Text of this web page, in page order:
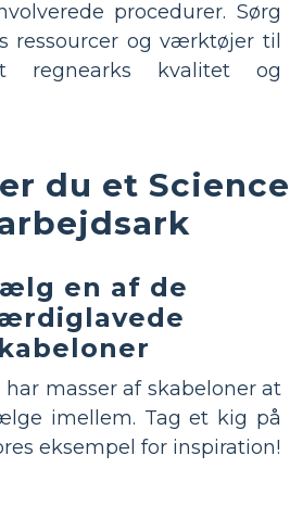
procedurer. Sørg
ressourcer og værktøjer til
regnearks kvalitet og
du et Science
en af de
har masser af skabeloner at
imellem. Tag et kig på
eksempel for inspiration!